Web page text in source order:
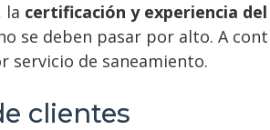
la certificación y experiencia
se deben pasar por alto. A
servicio de saneamiento.
clientes